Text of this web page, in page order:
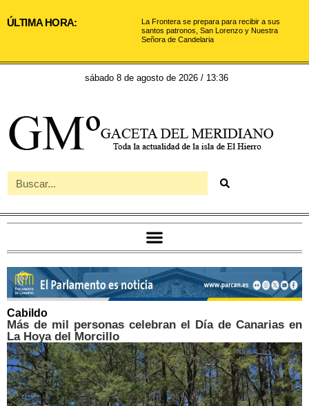
ÚLTIMA HORA:
La Frontera se prepara para recibir a sus
santos patronos, San Lorenzo y Nuestra
Señora de Candelaria
sábado 8 de agosto de 2026 / 13:36
Cabildo
Más de mil personas celebran el Día de Canarias en
La Hoya del Morcillo